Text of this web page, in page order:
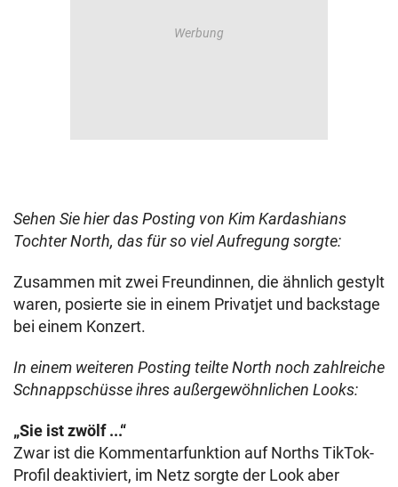
Sehen Sie hier das Posting von Kim Kardashians
Tochter North, das für so viel Aufregung sorgte:
Zusammen mit zwei Freundinnen, die ähnlich gestylt
waren, posierte sie in einem Privatjet und backstage
bei einem Konzert.
In einem weiteren Posting teilte North noch zahlreiche
Schnappschüsse ihres außergewöhnlichen Looks:
„Sie ist zwölf ...“
Zwar ist die Kommentarfunktion auf Norths TikTok-
Profil deaktiviert, im Netz sorgte der Look aber